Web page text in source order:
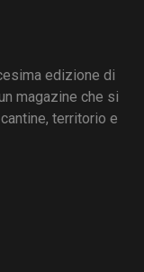
edizione di
magazine che si
territorio e